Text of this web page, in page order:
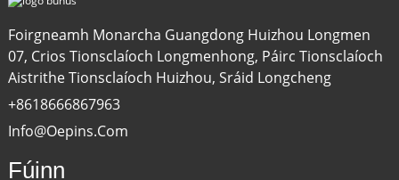
Foirgneamh Monarcha Guangdong Huizhou Longmen
07, Crios Tionsclaíoch Longmenhong, Páirc Tionsclaíoch
Aistrithe Tionsclaíoch Huizhou, Sráid Longcheng
+8618666867963
Info@oepins.com
Fúinn